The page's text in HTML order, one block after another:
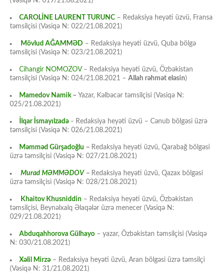
CAROLİNE LAURENT TURUNC – Redaksiya heyəti üzvü, Fransa
təmsilçisi (Vəsiqə N: 022/21.08.2021)
Mövlud AĞAMMƏD – Redaksiya heyəti üzvü, Quba bölgə
təmsilçisi (Vəsiqə N: 023/21.08.2021)
Cihangir NOMOZOV– Redaksiya heyəti üzvü, Özbəkistan
təmsilçisi (Vəsiqə N: 024/21.08.2021 – Allah rəhmət eləsin)
Mamedov Namik– Yazar, Kəlbəcər təmsilçisi (Vəsiqə N:
025/21.08.2021)
İlqar İsmayılzadə – Redaksiya heyəti üzvü – Cənub bölgəsi üzrə
təmsilçisi (Vəsiqə N: 026/21.08.2021)
Məmməd Gürşadoğlu – Redaksiya heyəti üzvü, Qarabağ bölgəsi
üzrə təmsilçisi (Vəsiqə N: 027/21.08.2021)
Murad MƏMMƏDOV – Redaksiya heyəti üzvü, Qazax bölgəsi
üzrə təmsilçisi (Vəsiqə N: 028/21.08.2021)
Khaitov Khusniddin – Redaksiya heyəti üzvü, Özbəkistan
təmsilçisi, Beynəlxalq Əlaqələr üzrə menecer (Vəsiqə N:
029/21.08.2021)
Abduqahhorova Gülhayo – yazar, Özbəkistan təmsilçisi (Vəsiqə
N: 030/21.08.2021)
Xəlil Mirzə – Redaksiya heyəti üzvü, Aran bölgəsi üzrə təmsilçi
(Vəsiqə N: 31/21.08.2021)